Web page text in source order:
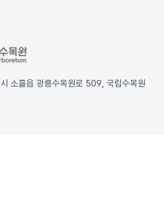
소흘읍 광릉수목원로 509, 국립수목원